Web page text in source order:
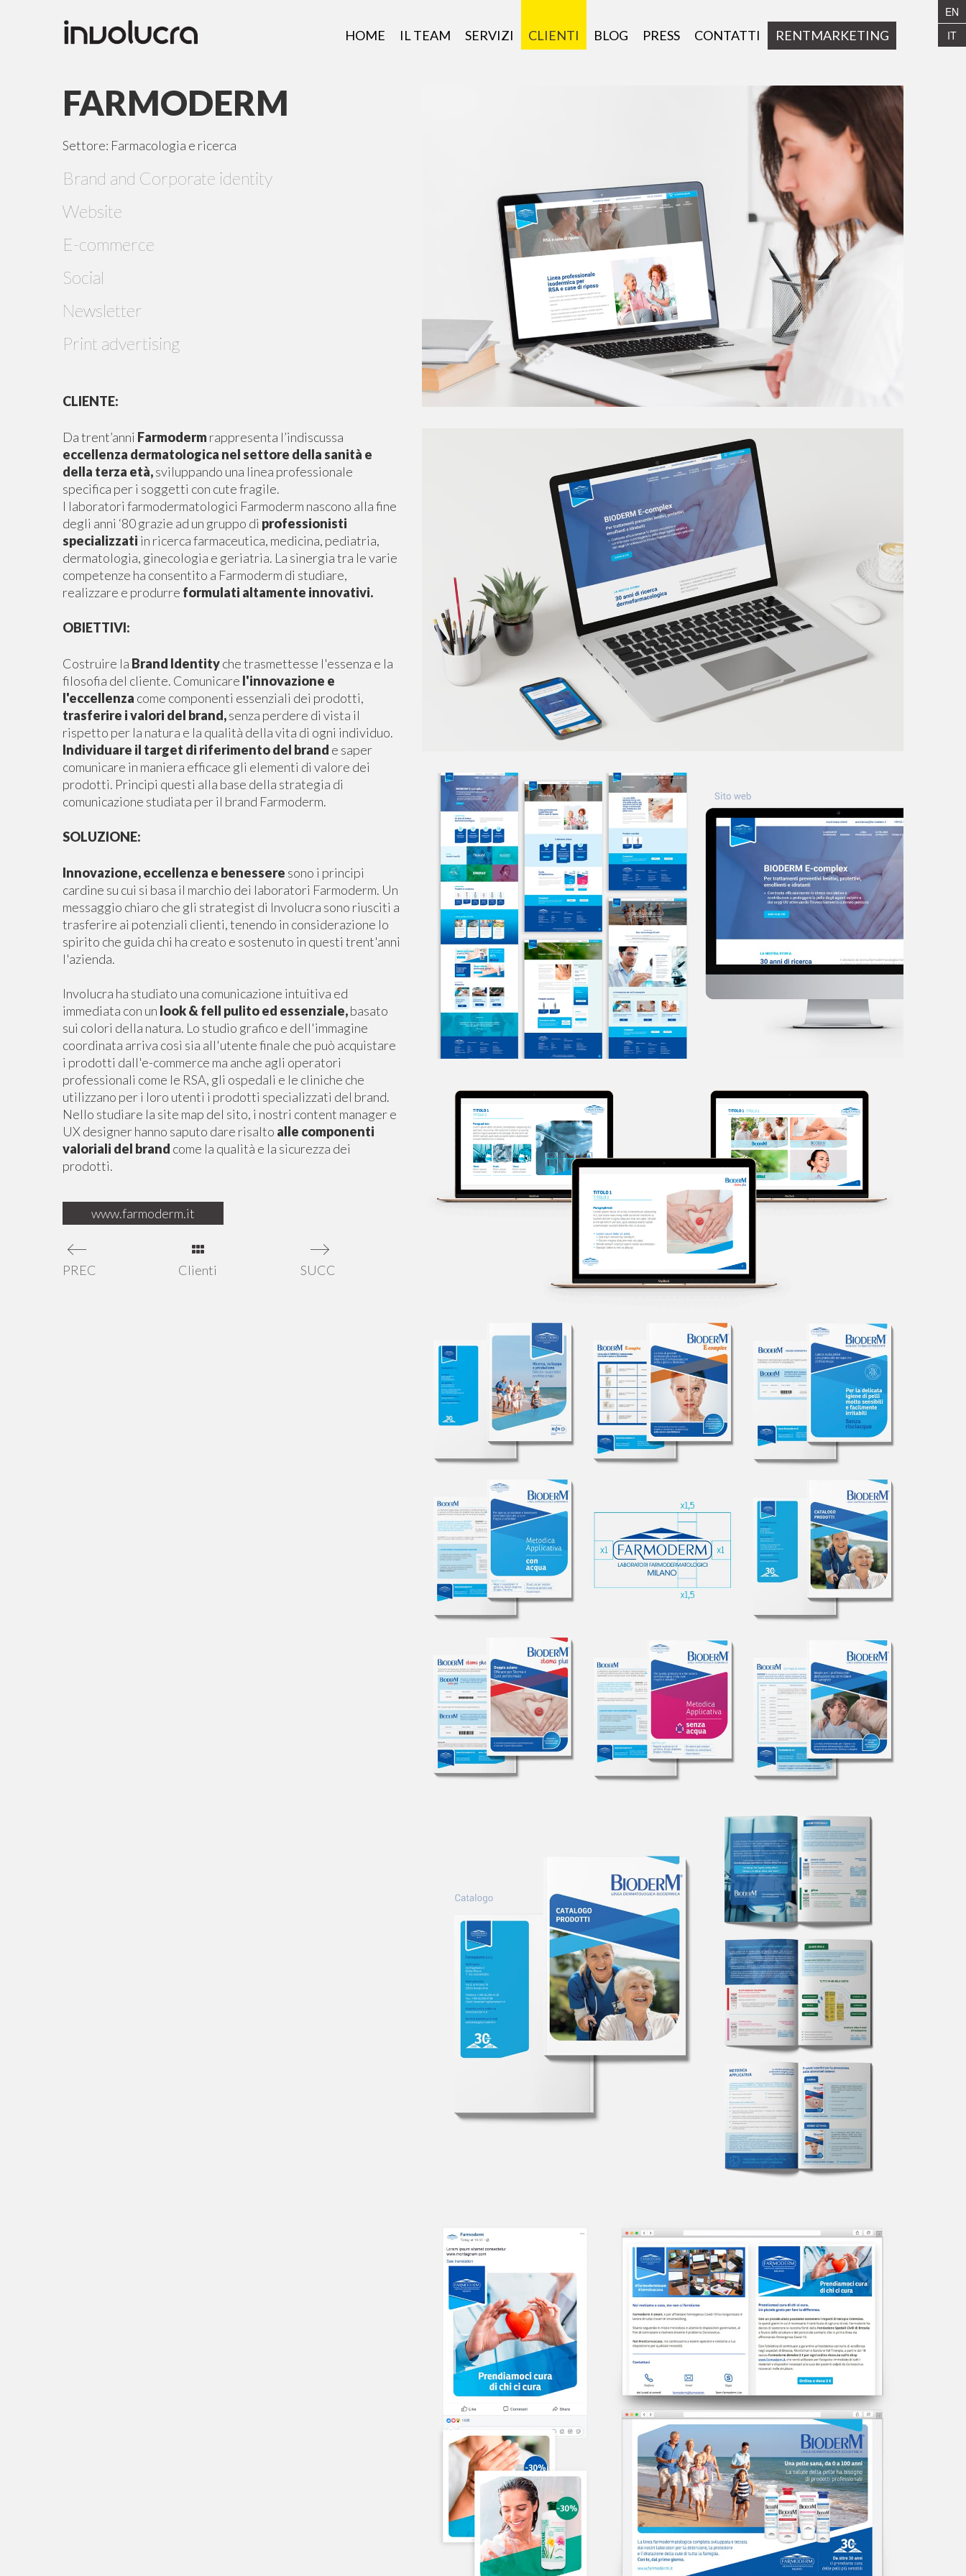
EN
IT
HOME IL TEAM SERVIZI CLIENTI BLOG PRESS CONTATTI RENTMARKETING
FARMODERM
Settore: Farmacologia e ricerca
Brand and Corporate identity
Website
E-commerce
Social
Newsletter
Print advertising
CLIENTE:
Da trent’anni Farmodermrappresenta l’indiscussa
eccellenza dermatologica nel settore della sanità e
della terza età,sviluppando una linea professionale
specifica per i soggetti con cute fragile.
I laboratori farmodermatologici Farmoderm nascono alla fine
degli anni ‘80 grazie ad un gruppo di professionisti
specializzati in ricerca farmaceutica, medicina, pediatria,
dermatologia, ginecologia e geriatria. La sinergia tra le varie
competenze ha consentito a Farmoderm di studiare,
realizzare e produrre formulati altamente innovativi.
OBIETTIVI:
Costruire la Brand Identityche trasmettesse l'essenza e la
filosofia del cliente. Comunicare l'innovazione e
l'eccellenza come componenti essenziali dei prodotti,
trasferire i valori del brand,senza perdere di vista il
rispetto per la natura e la qualità della vita di ogni individuo.
Individuare il target di riferimento del brand e saper
comunicare in maniera efficace gli elementi di valore dei
prodotti. Principi questi alla base della strategia di
comunicazione studiata per il brand Farmoderm.
SOLUZIONE:
Innovazione, eccellenza e benessere sono i principi
cardine su cui si basa il marchio dei laboratori Farmoderm. Un
messaggio chiaro che gli strategist di Involucra sono riusciti a
trasferire ai potenziali clienti, tenendo in considerazione lo
spirito che guida chi ha creato e sostenuto in questi trent'anni
l'azienda.
Involucra ha studiato una comunicazione intuitiva ed
immediata con un look & fell pulito ed essenziale,basato
sui colori della natura. Lo studio grafico e dell'immagine
coordinata arriva così sia all'utente finale che può acquistare
i prodotti dall'e-commerce ma anche agli operatori
professionali come le RSA, gli ospedali e le cliniche che
utilizzano per i loro utenti i prodotti specializzati del brand.
Nello studiare la site map del sito, i nostri content manager e
UX designer hanno saputo dare risalto alle componenti
valoriali del brand come la qualità e la sicurezza dei
prodotti.
www.farmoderm.it
PREC Clienti SUCC